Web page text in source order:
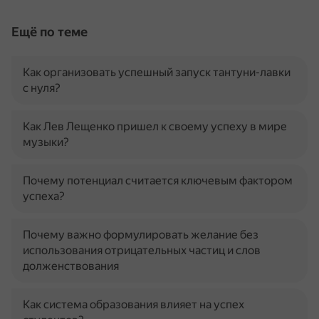
Ещё по теме
Как организовать успешный запуск тантуни-лавки
с нуля?
Как Лев Лещенко пришел к своему успеху в мире
музыки?
Почему потенциал считается ключевым фактором
успеха?
Почему важно формулировать желание без
использования отрицательных частиц и слов
долженствования
Как система образования влияет на успех